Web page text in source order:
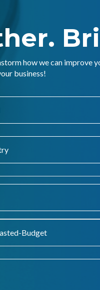
how we can improve
business!
Budget